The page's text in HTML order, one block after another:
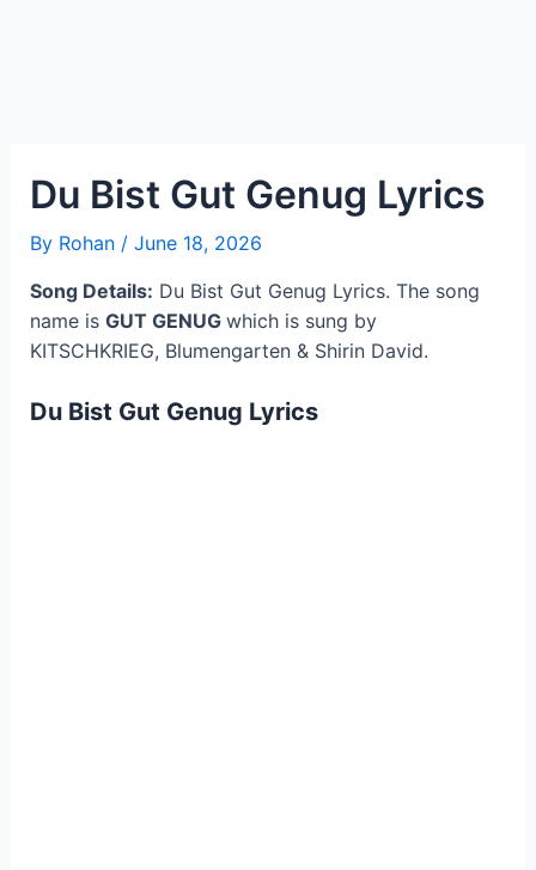
Du Bist Gut Genug Lyrics
By Rohan / June 18, 2026
Song Details: Du Bist Gut Genug Lyrics. The song
name is GUT GENUG which is sung by
KITSCHKRIEG, Blumengarten & Shirin David.
Du Bist Gut Genug Lyrics